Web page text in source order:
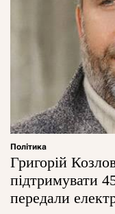
Політика
Григорій
підтримувати
передали